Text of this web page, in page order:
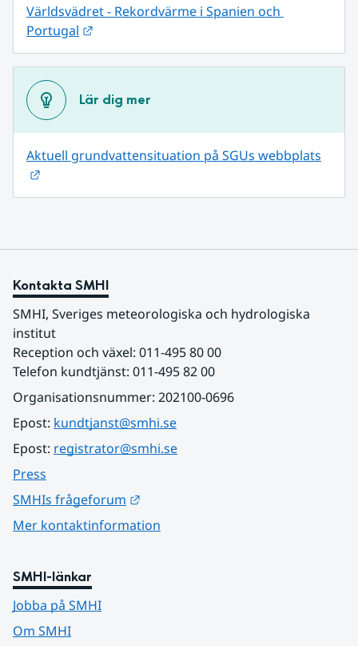
Världsvädret - Rekordvärme i Spanien och
Portugal
Lär dig mer
Aktuell grundvattensituation på SGUs webbplats
Kontakta SMHI
SMHI, Sveriges meteorologiska och hydrologiska
institut
Reception och växel: 011-495 80 00
Telefon kundtjänst: 011-495 82 00
Organisationsnummer: 202100-0696
Epost: kundtjanst@smhi.se
Epost: registrator@smhi.se
Press
SMHIs frågeforum
Mer kontaktinformation
SMHI-länkar
Jobba på SMHI
Om SMHI